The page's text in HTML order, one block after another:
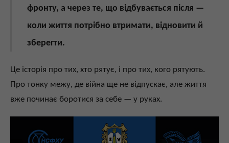
фронту, а через те, що відбувається після —
коли життя потрібно втримати, відновити й
зберегти.
Це історія про тих, хто рятує, і про тих, кого рятують.
Про тонку межу, де війна ще не відпускає, але життя
вже починає боротися за себе — у руках.